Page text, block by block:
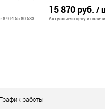
об-то
8 914 55 80 533
В наличии
15 870 руб. /
Актуальную цену и
График работы